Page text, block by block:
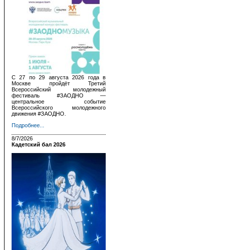
С 27 по 29 августа 2026 года в
Москве пройдёт Третий
Всероссийский молодежный
фестиваль #ЗАОДНО —
центральное событие
Всероссийского молодежного
движения #ЗАОДНО.
Подробнее...
8/7/2026
Кадетский бал 2026